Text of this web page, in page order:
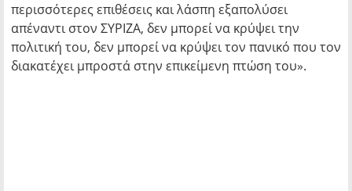
περισσότερες επιθέσεις και λάσπη εξαπολύσει
απέναντι στον ΣΥΡΙΖΑ, δεν μπορεί να κρύψει την
πολιτική του, δεν μπορεί να κρύψει τον πανικό που τον
διακατέχει μπροστά στην επικείμενη πτώση του».